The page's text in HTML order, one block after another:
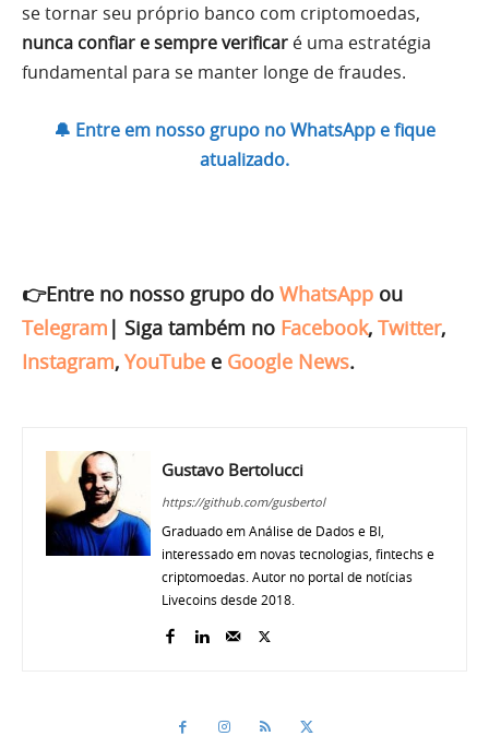
se tornar seu próprio banco com criptomoedas,
nunca confiar e sempre verificar é uma estratégia
fundamental para se manter longe de fraudes.
🔔 Entre em nosso grupo no WhatsApp e fique
atualizado.
👉Entre no nosso grupo do WhatsApp ou
Telegram | Siga também no Facebook, Twitter,
Instagram, YouTube e Google News.
Gustavo Bertolucci
https://github.com/gusbertol
Graduado em Análise de Dados e BI,
interessado em novas tecnologias, fintechs e
criptomoedas. Autor no portal de notícias
Livecoins desde 2018.